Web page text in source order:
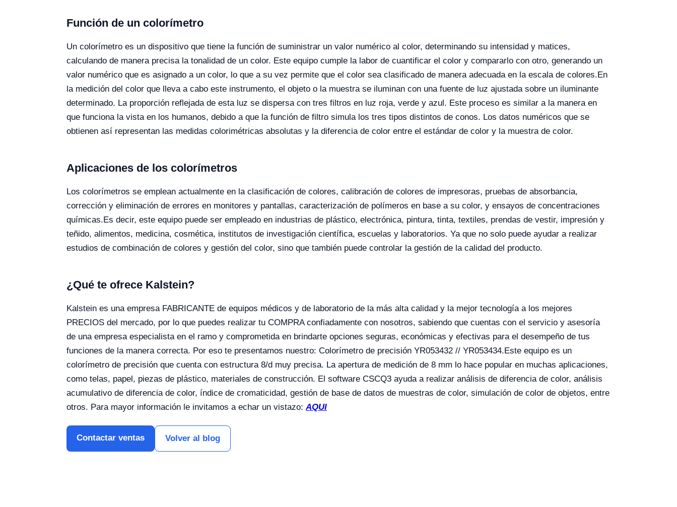
Función de un colorímetro
Un colorímetro es un dispositivo que tiene la función de suministrar un valor numérico al color, determinando su intensidad y matices,
calculando de manera precisa la tonalidad de un color. Este equipo cumple la labor de cuantificar el color y compararlo con otro, generando un
valor numérico que es asignado a un color, lo que a su vez permite que el color sea clasificado de manera adecuada en la escala de colores.En
la medición del color que lleva a cabo este instrumento, el objeto o la muestra se iluminan con una fuente de luz ajustada sobre un iluminante
determinado. La proporción reflejada de esta luz se dispersa con tres filtros en luz roja, verde y azul. Este proceso es similar a la manera en
que funciona la vista en los humanos, debido a que la función de filtro simula los tres tipos distintos de conos. Los datos numéricos que se
obtienen así representan las medidas colorimétricas absolutas y la diferencia de color entre el estándar de color y la muestra de color.
Aplicaciones de los colorímetros
Los colorímetros se emplean actualmente en la clasificación de colores, calibración de colores de impresoras, pruebas de absorbancia,
corrección y eliminación de errores en monitores y pantallas, caracterización de polímeros en base a su color, y ensayos de concentraciones
químicas.Es decir, este equipo puede ser empleado en industrias de plástico, electrónica, pintura, tinta, textiles, prendas de vestir, impresión y
teñido, alimentos, medicina, cosmética, institutos de investigación científica, escuelas y laboratorios. Ya que no solo puede ayudar a realizar
estudios de combinación de colores y gestión del color, sino que también puede controlar la gestión de la calidad del producto.
¿Qué te ofrece Kalstein?
Kalstein es una empresa FABRICANTE de equipos médicos y de laboratorio de la más alta calidad y la mejor tecnología a los mejores
PRECIOS del mercado, por lo que puedes realizar tu COMPRA confiadamente con nosotros, sabiendo que cuentas con el servicio y asesoría
de una empresa especialista en el ramo y comprometida en brindarte opciones seguras, económicas y efectivas para el desempeño de tus
funciones de la manera correcta. Por eso te presentamos nuestro: Colorímetro de precisión YR053432 // YR053434.Este equipo es un
colorímetro de precisión que cuenta con estructura 8/d muy precisa. La apertura de medición de 8 mm lo hace popular en muchas aplicaciones,
como telas, papel, piezas de plástico, materiales de construcción. El software CSCQ3 ayuda a realizar análisis de diferencia de color, análisis
acumulativo de diferencia de color, índice de cromaticidad, gestión de base de datos de muestras de color, simulación de color de objetos, entre
otros. Para mayor información le invitamos a echar un vistazo:AQUI
Contactar ventas Volver al blog